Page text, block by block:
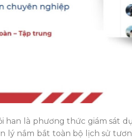
han là phương thức giám sát
lý nắm bắt toàn bộ lịch sử